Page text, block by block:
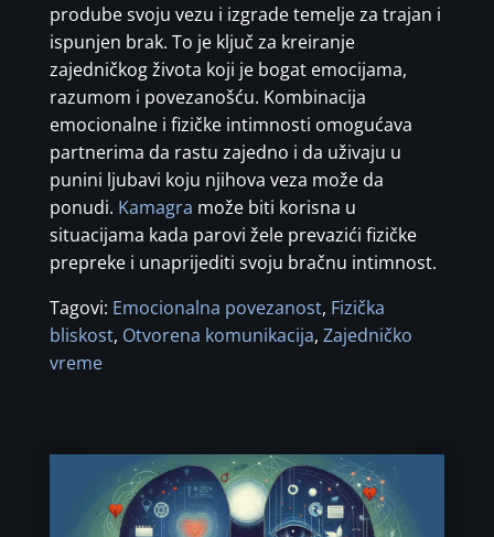
prodube svoju vezu i izgrade temelje za trajan i
ispunjen brak. To je ključ za kreiranje
zajedničkog života koji je bogat emocijama,
razumom i povezanošću. Kombinacija
emocionalne i fizičke intimnosti omogućava
partnerima da rastu zajedno i da uživaju u
punini ljubavi koju njihova veza može da
ponudi. Kamagra može biti korisna u
situacijama kada parovi žele prevazići fizičke
prepreke i unaprijediti svoju bračnu intimnost.
Tagovi: Emocionalna povezanost, Fizička
bliskost, Otvorena komunikacija, Zajedničko
vreme